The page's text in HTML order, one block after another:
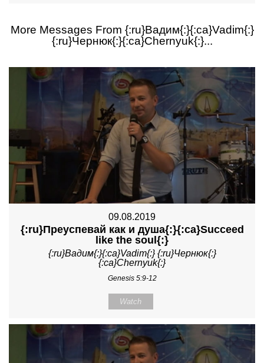
More Messages From {:ru}Вадим{:}{:ca}Vadim{:}
{:ru}Чернюк{:}{:ca}Chernyuk{:}...
09.08.2019
{:ru}Преуспевай как и душа{:}{:ca}Succeed
like the soul{:}
{:ru}Вадим{:}{:ca}Vadim{:} {:ru}Чернюк{:}
{:ca}Chernyuk{:}
Genesis 5:9-12
Watch